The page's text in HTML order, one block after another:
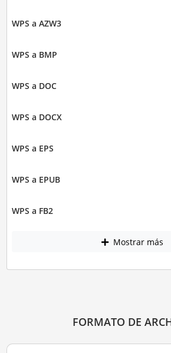
WPS a AZW3
WPS a BMP
WPS a DOC
WPS a DOCX
WPS a EPS
WPS a EPUB
WPS a FB2
Mostrar más
FORMATO DE